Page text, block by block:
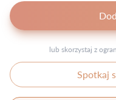
lub skorzystaj z
Spotkaj